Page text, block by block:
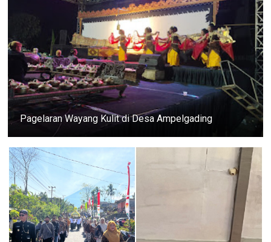
Pagelaran Wayang Kulit di Desa Ampelgading